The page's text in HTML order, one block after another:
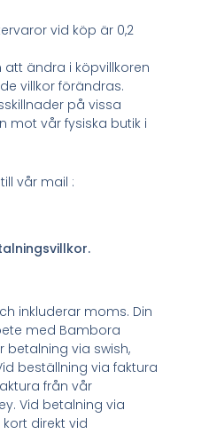
vid köp är 0,2
ändra i köpvillkoren
villkor förändras.
på vissa
mot vår fysiska butik i
vår mail :
inkluderar moms. Din
med Bambora
betalning via swish,
beställning via faktura
från vår
Vid betalning via
direkt vid